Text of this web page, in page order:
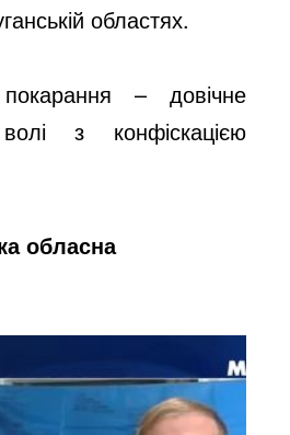
областях.
– довічне
з конфіскацією
обласна